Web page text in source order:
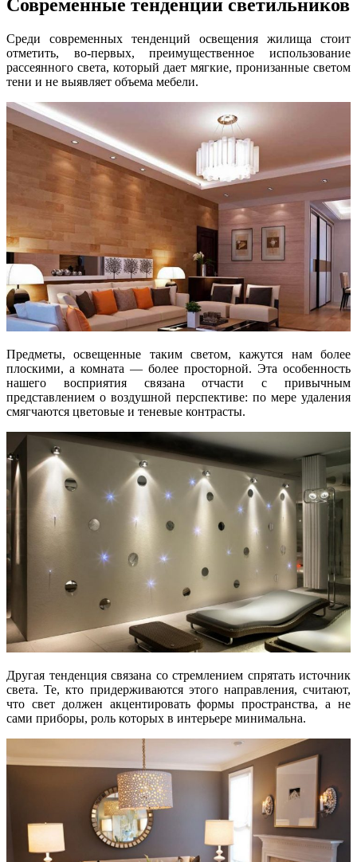
Современные тенденции светильников
Среди современных тенденций освещения жилища стоит
отметить, во-первых, преимущественное использование
рассеянного света, который дает мягкие, пронизанные светом
тени и не выявляет объема мебели.
Предметы, освещенные таким светом, кажутся нам более
плоскими, а комната — более просторной. Эта особенность
нашего восприятия связана отчасти с привычным
представлением о воздушной перспективе: по мере удаления
смягчаются цветовые и теневые контрасты.
Другая тенденция связана со стремлением спрятать источник
света. Те, кто придерживаются этого направления, считают,
что свет должен акцентировать формы пространства, а не
сами приборы, роль которых в интерьере минимальна.